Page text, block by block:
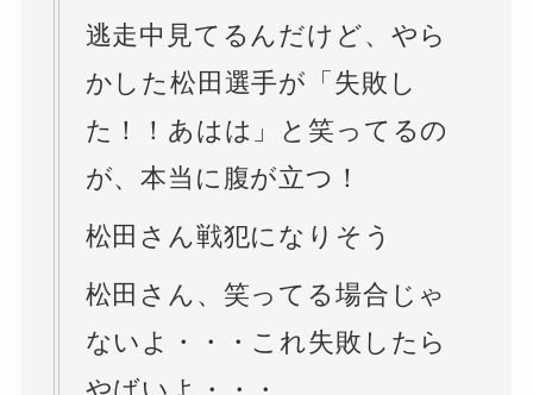
逃走中見てるんだけど、やら
かした松田選手が「失敗し
た！！あはは」と笑ってるの
が、本当に腹が立つ！
松田さん戦犯になりそう
松田さん、笑ってる場合じゃ
ないよ・・・これ失敗したら
やばいよ・・・